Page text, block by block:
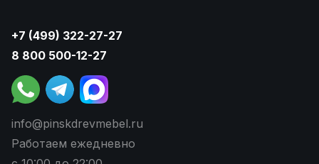
+7 (499) 322-27-27
8 800 500-12-27
info@pinskdrevmebel.ru
Работаем ежедневно